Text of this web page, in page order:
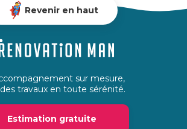
Revenir en haut
sur mesure,
travaux en toute sérénité.
Estimation gratuite